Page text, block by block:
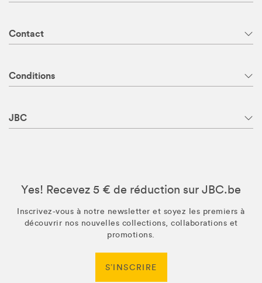
Contact
Conditions
JBC
Yes! Recevez 5 € de réduction sur JBC.be
Inscrivez-vous à notre newsletter et soyez les premiers à
découvrir nos nouvelles collections, collaborations et
promotions.
S’INSCRIRE